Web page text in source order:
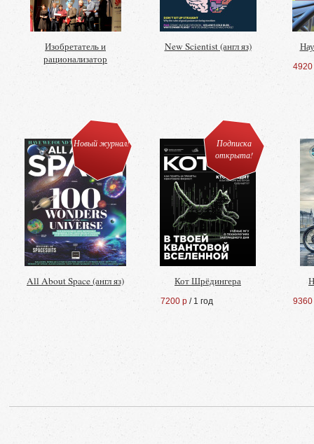
Изобретатель и
рационализатор
New Scientist (англ яз)
4920
Новый журнал!
All About Space (англ яз)
Подписка
открыта!
Кот Шрёдингера
7200 р / 1 год 9360